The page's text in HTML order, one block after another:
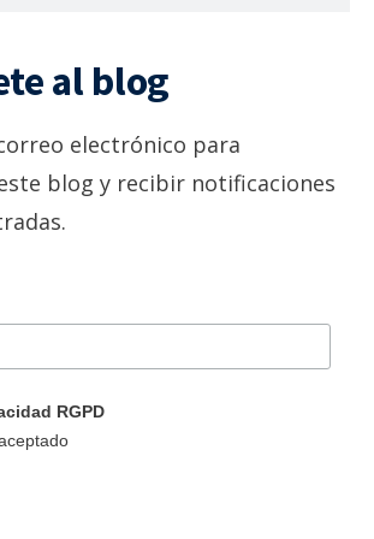
al blog
electrónico para
blog y recibir notificaciones
RGPD